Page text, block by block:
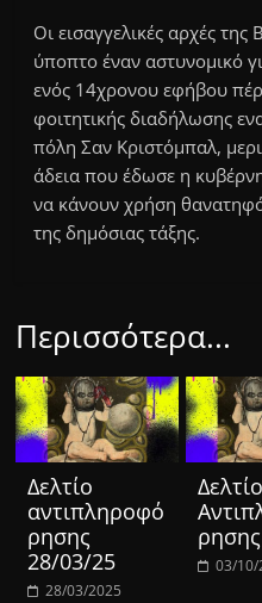
Οι εισαγγελικές αρχές
ύποπτο έναν αστυνομικό
ενός 14χρονου εφήβου
φοιτητικής διαδήλωσης
πόλη Σαν Κριστόμπαλ,
άδεια που έδωσε η
να κάνουν χρήση
της δημόσιας τάξης.
Περισσότερα...
Δελτίο
αντιπληροφό
ρησης
28/03/25
28/03/2025
Δελτίο
03/10/